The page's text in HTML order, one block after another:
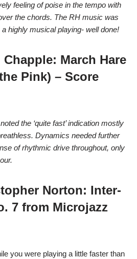
feeling of poise in the tempo with
the chords. The RH music was
highly musical playing- well done!
Chapple: March Hare
Pink) – Score
the ‘quite fast’ indication mostly
Dynamics needed further
of rhythmic drive throughout, only
Norton: Inter-
7 from Microjazz
you were playing a little faster than